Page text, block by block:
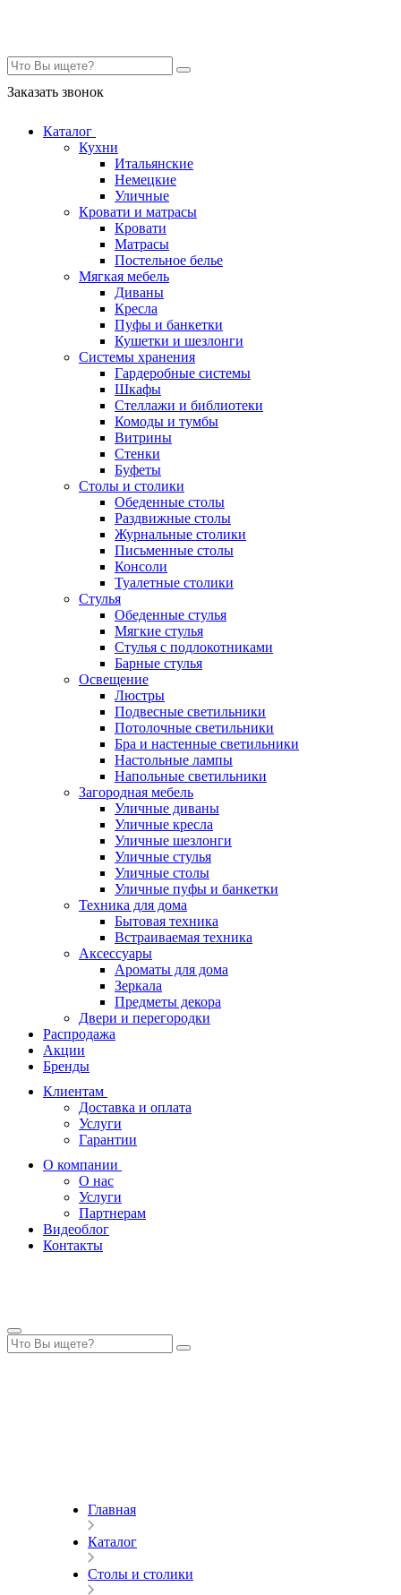
Заказать звонок
Каталог
Кухни
Итальянские
Немецкие
Уличные
Кровати и матрасы
Кровати
Матрасы
Постельное белье
Мягкая мебель
Диваны
Кресла
Пуфы и банкетки
Кушетки и шезлонги
Системы хранения
Гардеробные системы
Шкафы
Стеллажи и библиотеки
Комоды и тумбы
Витрины
Стенки
Буфеты
Столы и столики
Обеденные столы
Раздвижные столы
Журнальные столики
Письменные столы
Консоли
Туалетные столики
Стулья
Обеденные стулья
Мягкие стулья
Стулья с подлокотниками
Барные стулья
Освещение
Люстры
Подвесные светильники
Потолочные светильники
Бра и настенные светильники
Настольные лампы
Напольные светильники
Загородная мебель
Уличные диваны
Уличные кресла
Уличные шезлонги
Уличные стулья
Уличные столы
Уличные пуфы и банкетки
Техника для дома
Бытовая техника
Встраиваемая техника
Аксессуары
Ароматы для дома
Зеркала
Предметы декора
Двери и перегородки
Распродажа
Акции
Бренды
Клиентам
Доставка и оплата
Услуги
Гарантии
О компании
О нас
Услуги
Партнерам
Видеоблог
Контакты
Главная
Каталог
Столы и столики